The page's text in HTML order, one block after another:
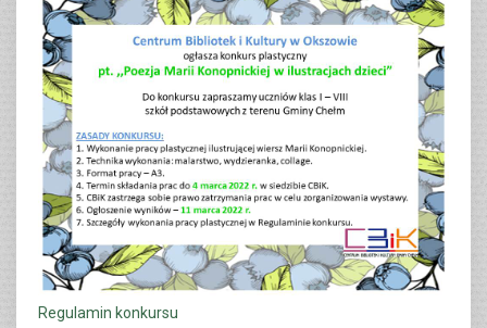
Regulamin konkursu